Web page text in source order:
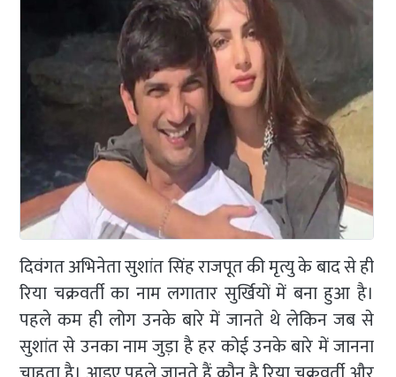
दिवंगत अभिनेता सुशांत सिंह राजपूत की मृत्यु के बाद से ही
रिया चक्रवर्ती का नाम लगातार सुर्खियों में बना हुआ है।
पहले कम ही लोग उनके बारे में जानते थे लेकिन जब से
सुशांत से उनका नाम जुड़ा है हर कोई उनके बारे में जानना